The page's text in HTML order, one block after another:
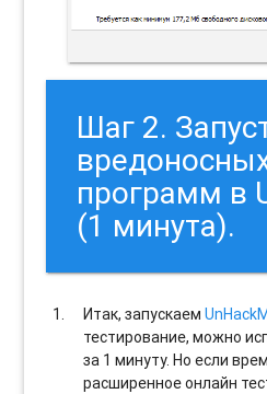
Шаг 2.
программ в
(1 минута).
Итак, запускаем
тестирование, можно
за 1 минуту. Но если
расширенное онлайн